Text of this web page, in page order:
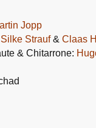
Jopp
Silke Strauf& Claas
& Chitarrone: